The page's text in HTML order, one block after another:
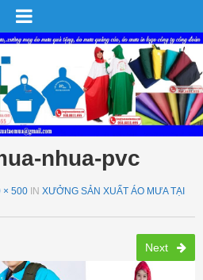
nhua-pvc
× 500 IN XƯỞNG SẢN XUẤT ÁO MƯA TẠI
Next